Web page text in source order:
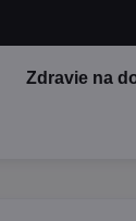
Zdravie na